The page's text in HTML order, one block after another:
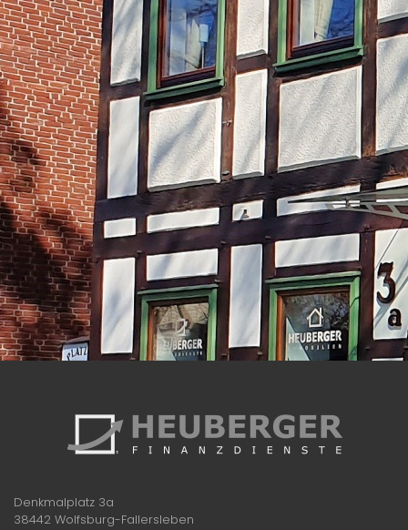
Denkmalplatz 3a
38442 Wolfsburg-Fallersleben